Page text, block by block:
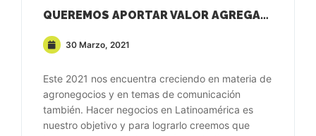
QUEREMOS APORTAR VALOR AGREGADO TAMBIÉN EN REDES SOCIALES
30 Marzo, 2021
Este 2021 nos encuentra creciendo en materia de
agronegocios y en temas de comunicación
también. Hacer negocios en Latinoamérica es
nuestro objetivo y para lograrlo creemos que